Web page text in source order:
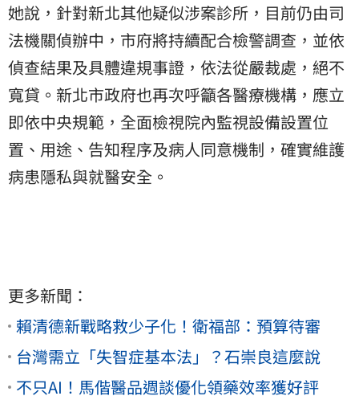
她說，針對新北其他疑似涉案診所，目前仍由司
法機關偵辦中，市府將持續配合檢警調查，並依
偵查結果及具體違規事證，依法從嚴裁處，絕不
寬貸。新北市政府也再次呼籲各醫療機構，應立
即依中央規範，全面檢視院內監視設備設置位
置、用途、告知程序及病人同意機制，確實維護
病患隱私與就醫安全。
更多新聞：
賴清德新戰略救少子化！衛福部：預算待審
台灣需立「失智症基本法」？石崇良這麼說
不只AI！馬偕醫品週談優化領藥效率獲好評